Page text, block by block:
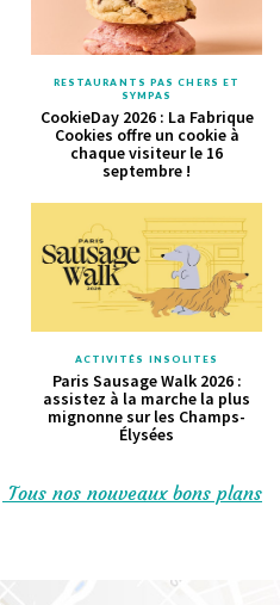
RESTAURANTS PAS CHERS ET
SYMPAS
CookieDay 2026 : La Fabrique
Cookies offre un cookie à
chaque visiteur le 16
septembre !
ACTIVITÉS INSOLITES
Paris Sausage Walk 2026 :
assistez à la marche la plus
mignonne sur les Champs-
Élysées
Tous nos nouveaux bons plans